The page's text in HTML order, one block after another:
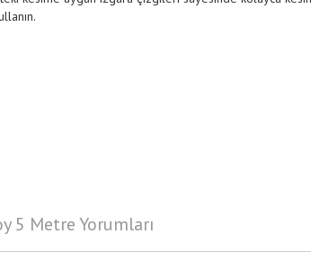
5 Metre Yorumları